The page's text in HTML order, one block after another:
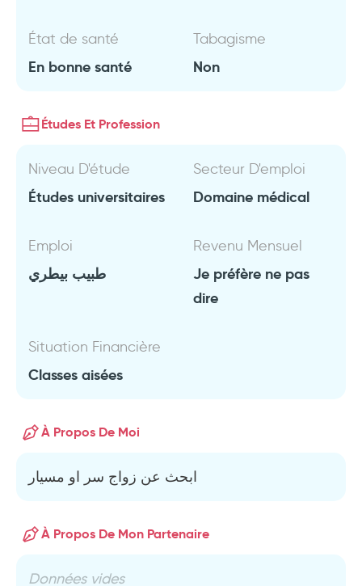
État de santé
En bonne santé
Tabagisme
Non
Études Et Profession
Niveau D'étude
Études universitaires
Secteur D'emploi
Domaine médical
Emploi
طبيب بيطري
Revenu Mensuel
Je préfère ne pas
dire
Situation Financière
Classes aisées
À Propos De Moi
ابحث عن زواج سر او مسيار
À Propos De Mon Partenaire
Données vides